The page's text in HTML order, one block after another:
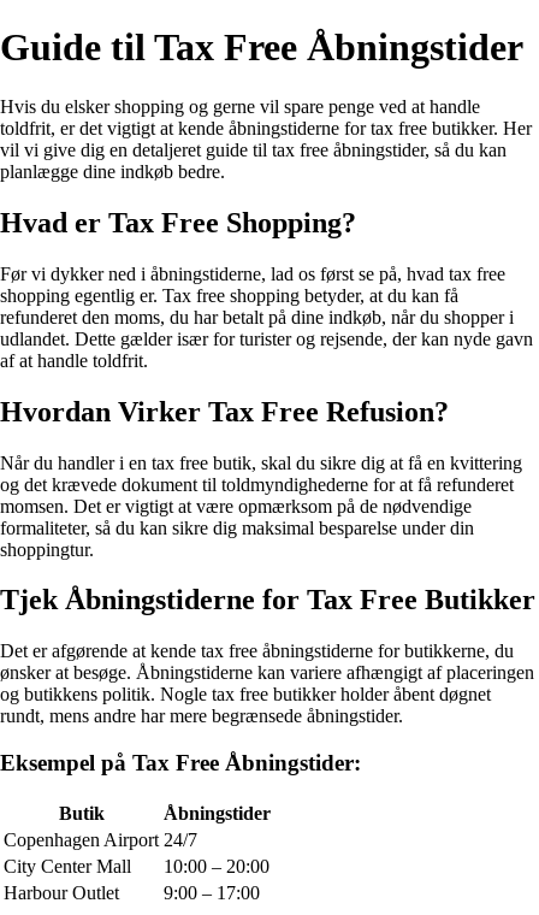
Guide til Tax Free Åbningstider
Hvis du elsker shopping og gerne vil spare penge ved at handle
toldfrit, er det vigtigt at kende åbningstiderne for tax free butikker. Her
vil vi give dig en detaljeret guide til tax free åbningstider, så du kan
planlægge dine indkøb bedre.
Hvad er Tax Free Shopping?
Før vi dykker ned i åbningstiderne, lad os først se på, hvad tax free
shopping egentlig er. Tax free shopping betyder, at du kan få
refunderet den moms, du har betalt på dine indkøb, når du shopper i
udlandet. Dette gælder især for turister og rejsende, der kan nyde gavn
af at handle toldfrit.
Hvordan Virker Tax Free Refusion?
Når du handler i en tax free butik, skal du sikre dig at få en kvittering
og det krævede dokument til toldmyndighederne for at få refunderet
momsen. Det er vigtigt at være opmærksom på de nødvendige
formaliteter, så du kan sikre dig maksimal besparelse under din
shoppingtur.
Tjek Åbningstiderne for Tax Free Butikker
Det er afgørende at kende tax free åbningstiderne for butikkerne, du
ønsker at besøge. Åbningstiderne kan variere afhængigt af placeringen
og butikkens politik. Nogle tax free butikker holder åbent døgnet
rundt, mens andre har mere begrænsede åbningstider.
Eksempel på Tax Free Åbningstider:
Butik
Åbningstider
Copenhagen Airport 24/7
City Center Mall
10:00 – 20:00
Harbour Outlet
9:00 – 17:00